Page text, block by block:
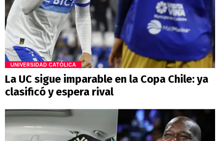
UNIVERSIDAD CATÓLICA
La UC sigue imparable en la Copa Chile: ya
clasificó y espera rival